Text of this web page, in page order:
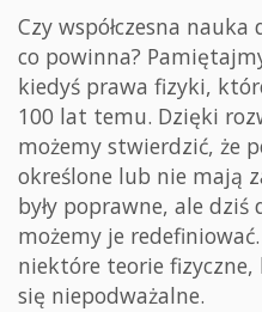
Czy współczesna
co powinna?
kiedyś prawa fizyki,
100 lat temu. Dzięki
możemy stwierdzić, że
określone lub nie mają
były poprawne, ale
możemy je
niektóre teorie fizyczne,
się niepodważalne.